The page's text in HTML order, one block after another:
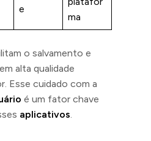
e
ma
o salvamento e
alta qualidade
Esse cuidado com a
é um fator chave
aplicativos.